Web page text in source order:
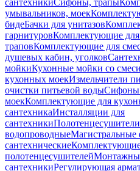
сантехникиСифоны, трапы
умывальников, моек
бидеБачки для унитазов
гарнитуровКомплектующие
траповКомплектующие для
душевых кабин, уголков
мойкиКухонные мойки со
кухонных моекИзмельчители
очистки питьевой водыСифоны
моекКомплектующие для
сантехникаИнсталляции для
сантехникиПолотенцесушители
водопроводныеМагистральные
сантехническиеКомплектующие
полотенцесушителей
сантехникиРегулирующая